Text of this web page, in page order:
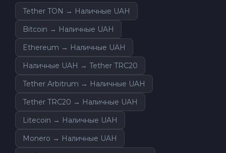
Tether TON → Наличные UAH
Bitcoin → Наличные UAH
Ethereum → Наличные UAH
Наличные UAH → Tether TRC20
Tether Arbitrum → Наличные UAH
Tether TRC20 → Наличные UAH
Litecoin → Наличные UAH
Monero → Наличные UAH